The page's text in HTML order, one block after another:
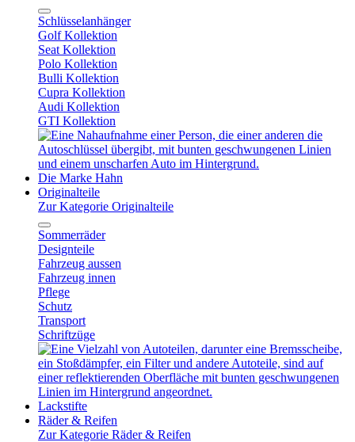
Schlüsselanhänger
Golf Kollektion
Seat Kollektion
Polo Kollektion
Bulli Kollektion
Cupra Kollektion
Audi Kollektion
GTI Kollektion
Die Marke Hahn
Originalteile
Zur Kategorie Originalteile
Sommerräder
Designteile
Fahrzeug aussen
Fahrzeug innen
Pflege
Schutz
Transport
Schriftzüge
Lackstifte
Räder & Reifen
Zur Kategorie Räder & Reifen